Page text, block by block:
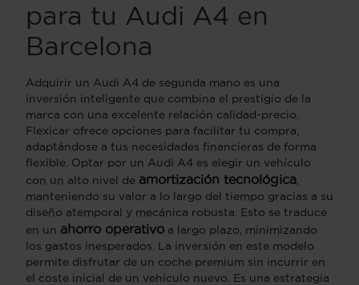
para tu Audi A4 en
Barcelona
Adquirir un Audi A4 de segunda mano es una
inversión inteligente que combina el prestigio de la
marca con una excelente relación calidad-precio.
Flexicar ofrece opciones para facilitar tu compra,
adaptándose a tus necesidades financieras de forma
flexible. Optar por un Audi A4 es elegir un vehículo
con un alto nivel de amortización tecnológica,
manteniendo su valor a lo largo del tiempo gracias a su
diseño atemporal y mecánica robusta. Esto se traduce
en un ahorro operativo a largo plazo, minimizando
los gastos inesperados. La inversión en este modelo
permite disfrutar de un coche premium sin incurrir en
el coste inicial de un vehículo nuevo. Es una estrategia